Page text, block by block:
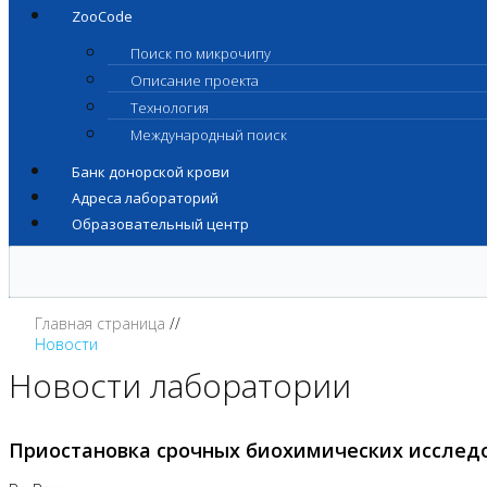
ZooCode
Поиск по микрочипу
Описание проекта
Технология
Международный поиск
Банк донорской крови
Адреса лабораторий
Образовательный центр
Главная страница
Новости
Новости лаборатории
Приостановка срочных биохимических